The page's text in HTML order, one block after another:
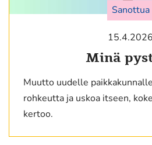
Sanottua
15.4.2026
Minä
Muutto uudelle
rohkeutta ja uskoa itseen,
kertoo.